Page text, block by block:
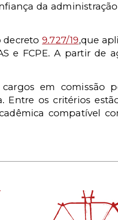
da
decreto9.727/19,que
e FCPE. A partir de
em comissão
Entre os critérios
compatível